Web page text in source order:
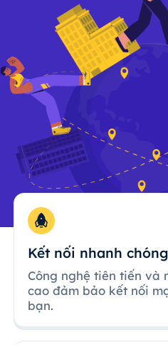
Kết nối nhanh
Công nghệ tiên tiến và
cao đảm bảo kết nối
bạn.